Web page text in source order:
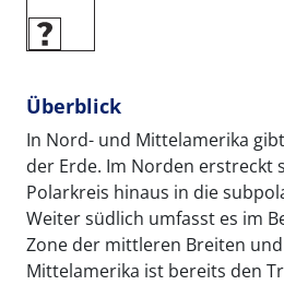
Überblick
In Nord- und Mittelamerika
der Erde. Im Norden erstreckt
Polarkreis hinaus in die
Weiter südlich umfasst es im
Zone der mittleren Breiten
Mittelamerika ist bereits den